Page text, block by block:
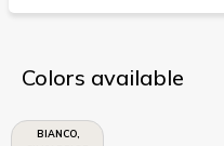
Colors available
BIANCO,